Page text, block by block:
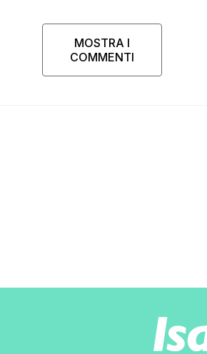
MOSTRA I
COMMENTI